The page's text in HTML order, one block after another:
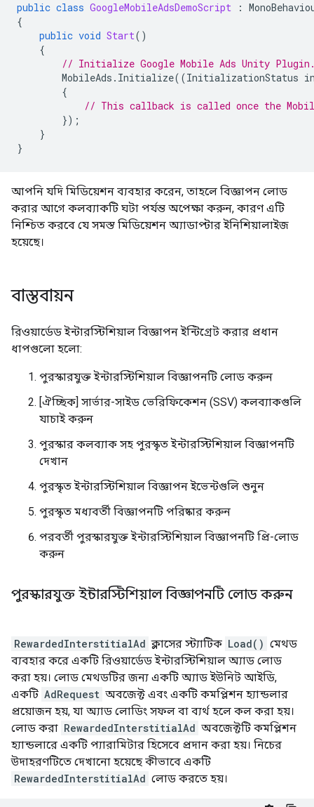
public class GoogleMobileAdsDemoScript :
{
public void Start()
{
// Initialize Google Mobile Ads Unity Plugin
MobileAds . Initialize((InitializationStatus
{
// This callback is called once the
});
}
}
আপনি যদি মিডিয়েশন ব্যবহার করেন, তাহলে বিজ্ঞাপন লোড
করার আগে কলব্যাকটি ঘটা পর্যন্ত অপেক্ষা করুন, কারণ এটি
নিশ্চিত করবে যে সমস্ত মিডিয়েশন অ্যাডাপ্টার ইনিশিয়ালাইজ
হয়েছে।
বাস্তবায়ন
রিওয়ার্ডেড ইন্টারস্টিশিয়াল বিজ্ঞাপন ইন্টিগ্রেট করার প্রধান
ধাপগুলো হলো:
পুরস্কারযুক্ত ইন্টারস্টিশিয়াল বিজ্ঞাপনটি লোড করুন
[ঐচ্ছিক] সার্ভার-সাইড ভেরিফিকেশন (SSV) কলব্যাকগুলি
যাচাই করুন
পুরস্কার কলব্যাক সহ পুরস্কৃত ইন্টারস্টিশিয়াল বিজ্ঞাপনটি
দেখান
পুরস্কৃত ইন্টারস্টিশিয়াল বিজ্ঞাপন ইভেন্টগুলি শুনুন
পুরস্কৃত মধ্যবর্তী বিজ্ঞাপনটি পরিষ্কার করুন
পরবর্তী পুরস্কারযুক্ত ইন্টারস্টিশিয়াল বিজ্ঞাপনটি প্রি-লোড
করুন
পুরস্কারযুক্ত ইন্টারস্টিশিয়াল বিজ্ঞাপনটি লোড করুন
RewardedInterstitialAd ক্লাসের স্ট্যাটিক Load() মেথড
ব্যবহার করে একটি রিওয়ার্ডেড ইন্টারস্টিশিয়াল অ্যাড লোড
করা হয়। লোড মেথডটির জন্য একটি অ্যাড ইউনিট আইডি,
একটি AdRequest অবজেক্ট এবং একটি কমপ্লিশন হ্যান্ডলার
প্রয়োজন হয়, যা অ্যাড লোডিং সফল বা ব্যর্থ হলে কল করা হয়।
লোড করা RewardedInterstitialAd অবজেক্টটি কমপ্লিশন
হ্যান্ডলারে একটি প্যারামিটার হিসেবে প্রদান করা হয়। নিচের
উদাহরণটিতে দেখানো হয়েছে কীভাবে একটি
RewardedInterstitialAd লোড করতে হয়।